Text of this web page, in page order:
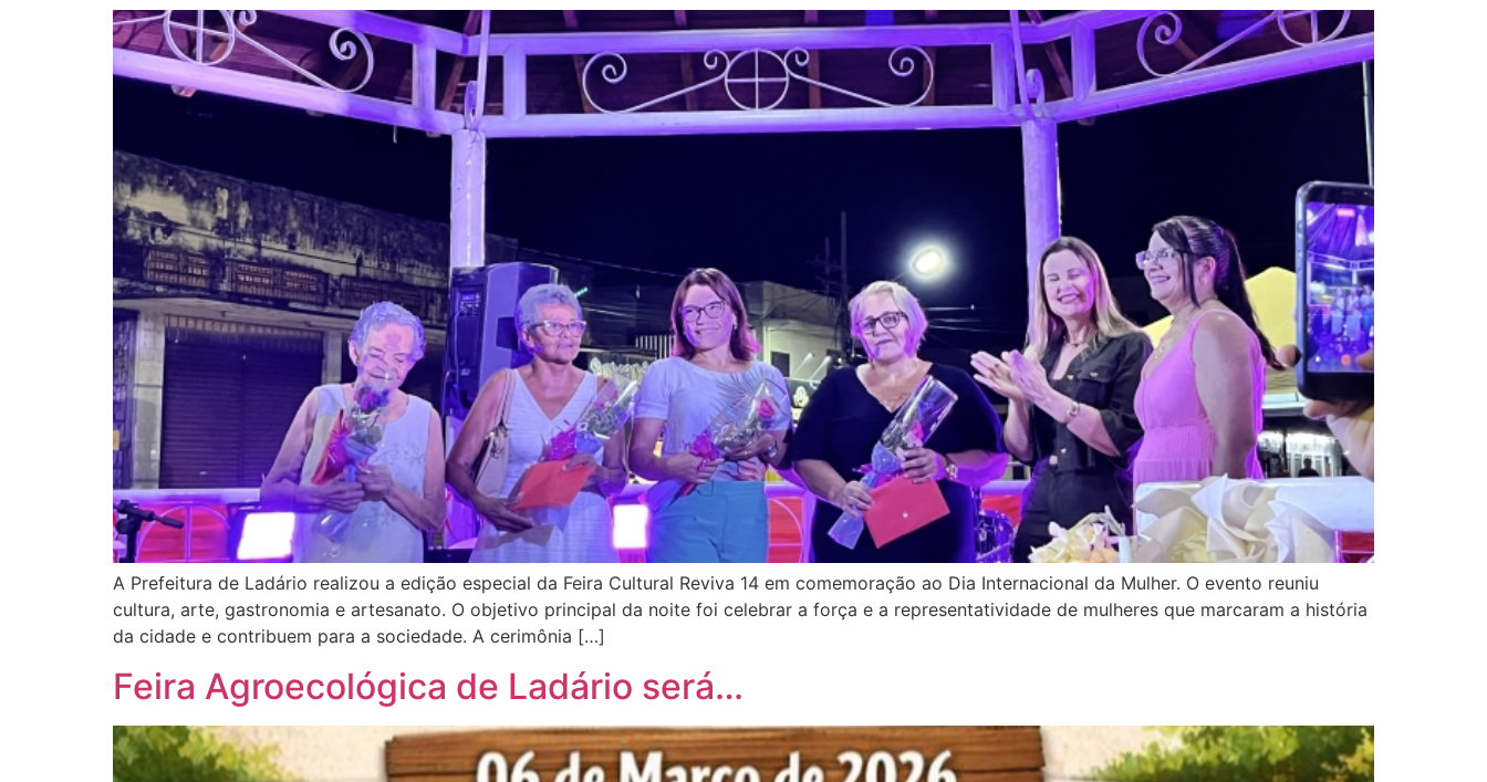
A Prefeitura de Ladário realizou a edição especial da Feira Cultural Reviva 14 em comemoração ao Dia Internacional da Mulher. O evento reuniu
cultura, arte, gastronomia e artesanato. O objetivo principal da noite foi celebrar a força e a representatividade de mulheres que marcaram a história
da cidade e contribuem para a sociedade. A cerimônia […]
Feira Agroecológica de Ladário será…